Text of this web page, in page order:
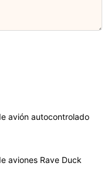
avión autocontrolado
aviones Rave Duck